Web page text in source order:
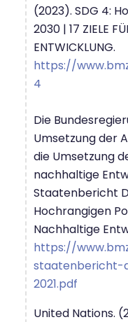
(2023). SDG 4:
2030 | 17 ZIELE
ENTWICKLUNG.
https://
4
Die
Umsetzung der
die Umsetzung
nachhaltige
Staatenbericht
Hochrangigen
Nachhaltige
https://
staatenbericht-
2021.pdf
United Nations.